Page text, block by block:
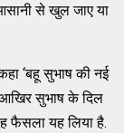
से खुल जाए या
‘बहू सुभाष की नई
आखिर सुभाष के दिल
फैसला यह लिया है.